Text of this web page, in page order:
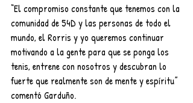
“El compromiso constante que tenemos con la
comunidad de 54D y las personas de todo el
mundo, el Rorris y yo queremos continuar
motivando a la gente para que se ponga los
tenis, entrene con nosotros y descubran lo
fuerte que realmente son de mente y espíritu”
comentó Garduño.